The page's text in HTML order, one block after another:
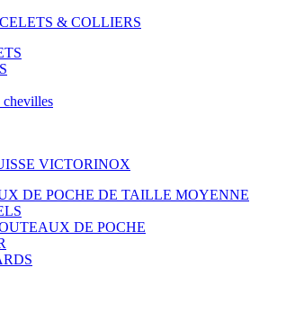
& COLLIERS
chevilles
VICTORINOX
DE POCHE DE TAILLE MOYENNE
DE POCHE